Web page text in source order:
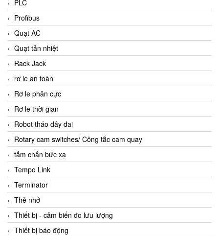
PLC
Profibus
Quạt AC
Quạt tản nhiệt
Rack Jack
rơ le an toàn
Rơ le phân cực
Rơ le thời gian
Robot tháo dây đai
Rotary cam switches/ Công tắc cam quay
tấm chắn bức xạ
Tempo Link
Terminator
Thẻ nhớ
Thiết bị - cảm biến đo lưu lượng
Thiết bị báo động